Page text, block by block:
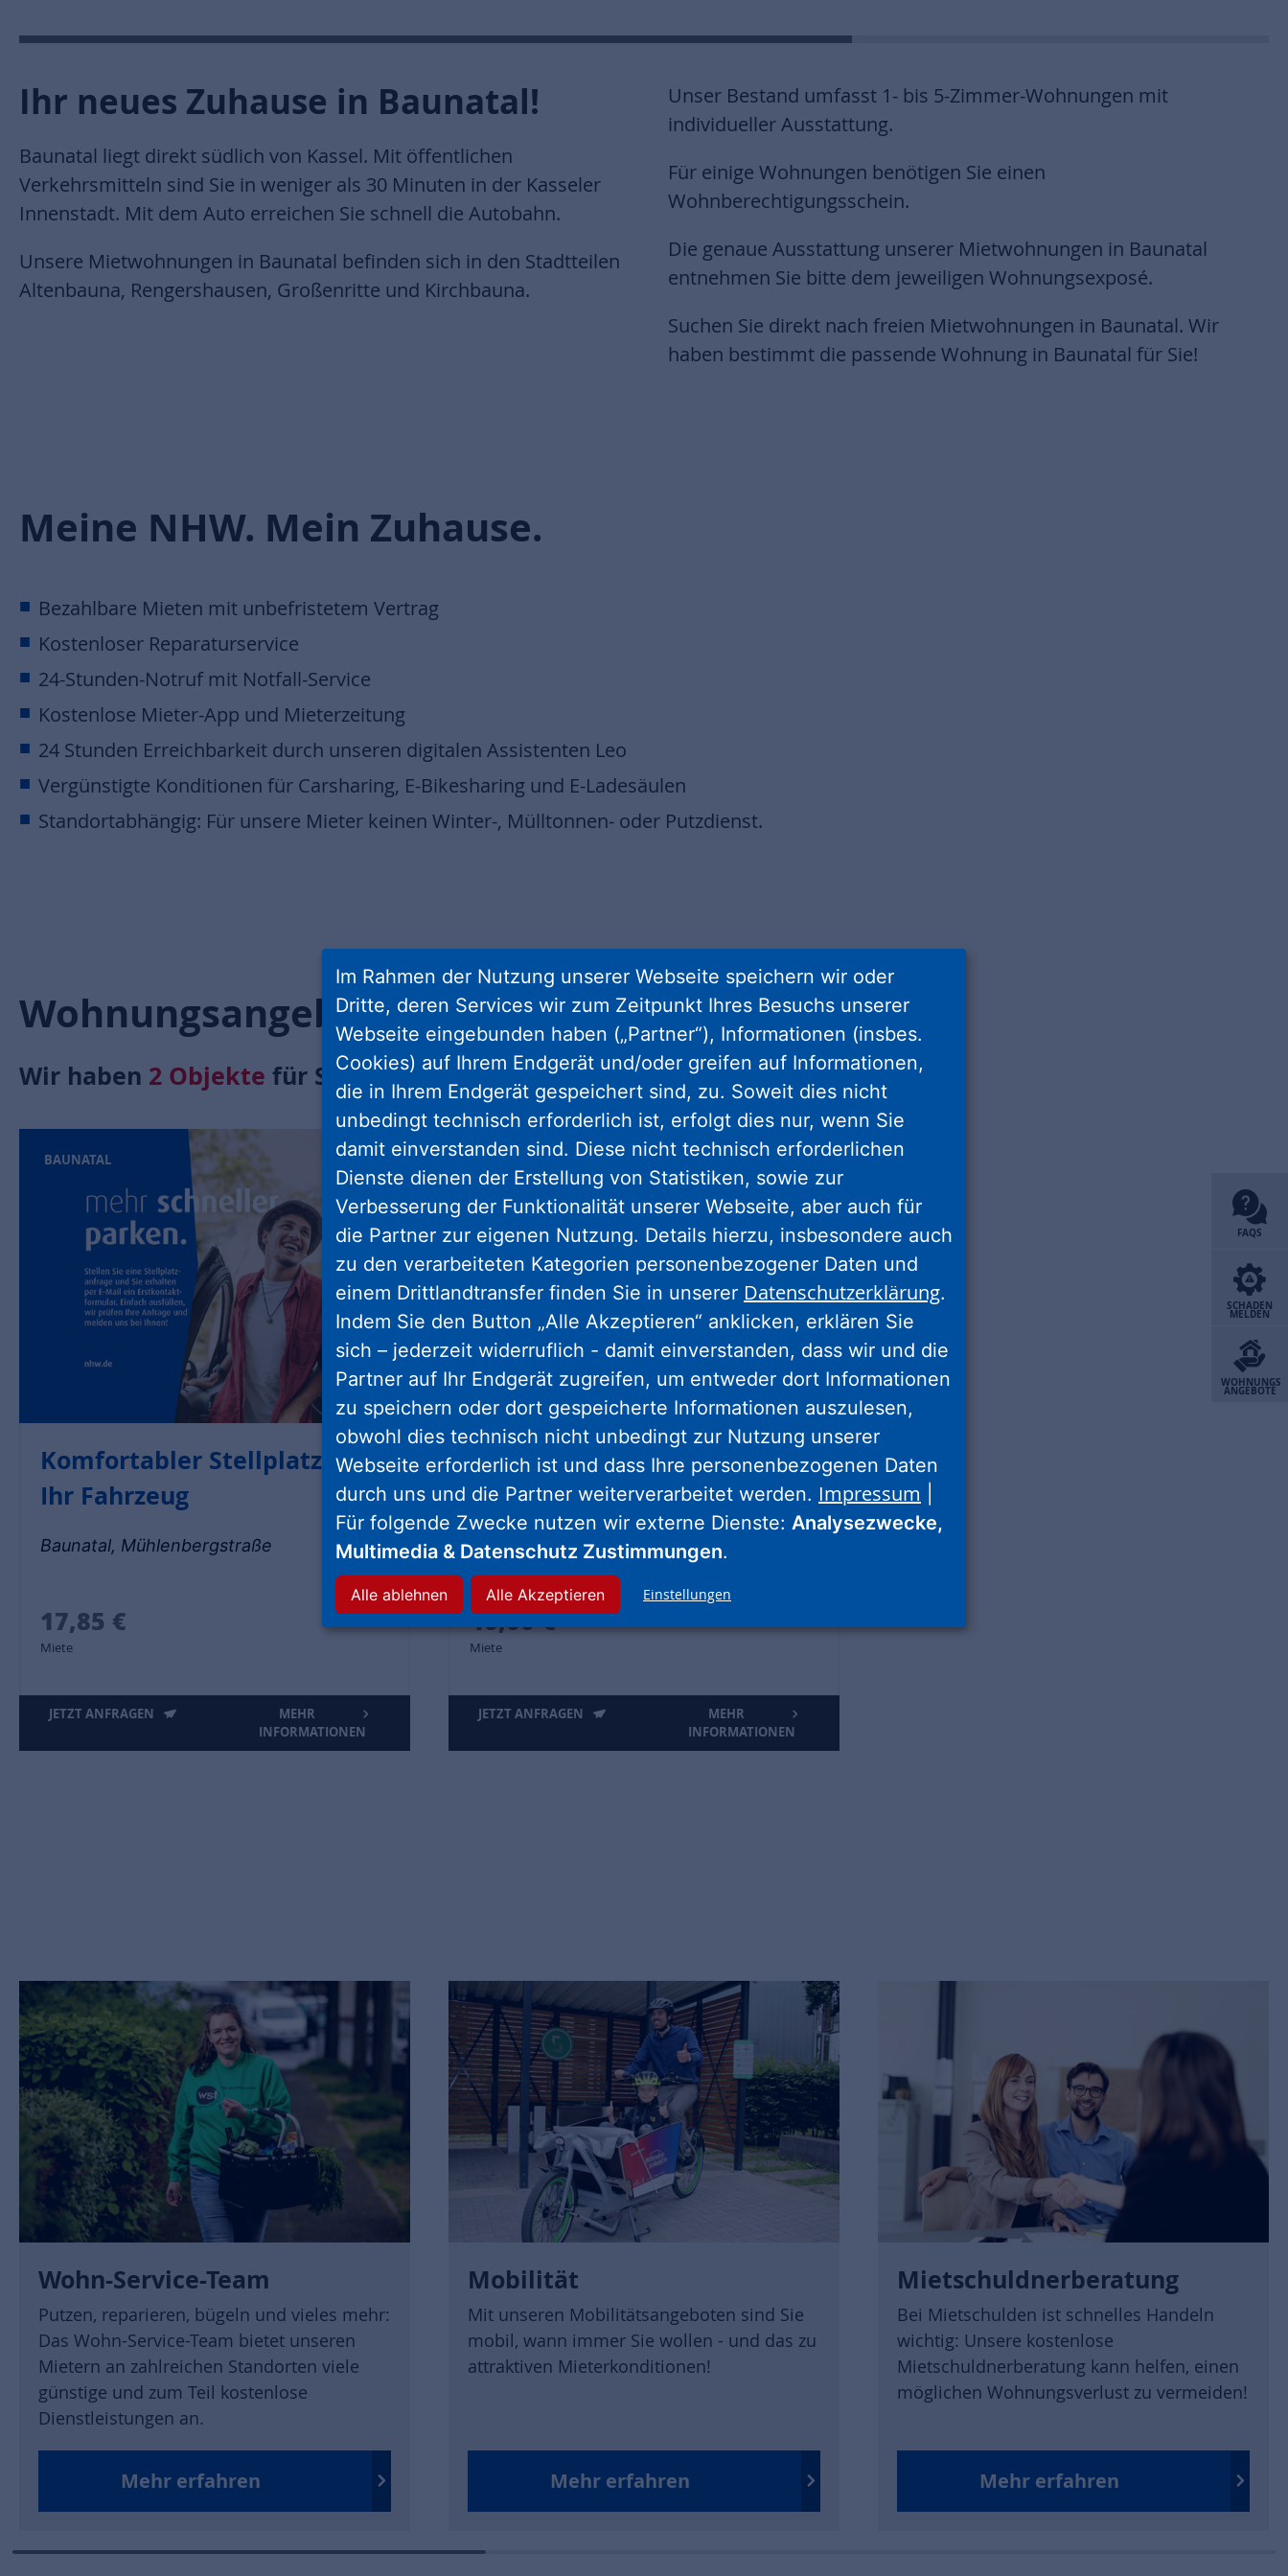
FAQS
SCHADEN
MELDEN
WOHNUNGS
ANGEBOTE
Ihr neues Zuhause in Baunatal!
Baunatal liegt direkt südlich von Kassel. Mit öffentlichen
Verkehrsmitteln sind Sie in weniger als 30 Minuten in der Kasseler
Innenstadt. Mit dem Auto erreichen Sie schnell die Autobahn.
Unsere Mietwohnungen in Baunatal befinden sich in den Stadtteilen
Altenbauna, Rengershausen, Großenritte und Kirchbauna.
Unser Bestand umfasst 1- bis 5-Zimmer-Wohnungen mit
individueller Ausstattung.
Für einige Wohnungen benötigen Sie einen
Wohnberechtigungsschein.
Die genaue Ausstattung unserer Mietwohnungen in Baunatal
entnehmen Sie bitte dem jeweiligen Wohnungsexposé.
Suchen Sie direkt nach freien Mietwohnungen in Baunatal. Wir
haben bestimmt die passende Wohnung in Baunatal für Sie!
Meine NHW. Mein Zuhause.
Bezahlbare Mieten mit unbefristetem Vertrag
Kostenloser Reparaturservice
24-Stunden-Notruf mit Notfall-Service
Kostenlose Mieter-App und Mieterzeitung
24 Stunden Erreichbarkeit durch unseren digitalen Assistenten Leo
Vergünstigte Konditionen für Carsharing, E-Bikesharing und E-Ladesäulen
Standortabhängig: Für unsere Mieter keinen Winter-, Mülltonnen- oder Putzdienst.
Wohnungsangebote
Wir haben 2 Objekte für Sie gefunden:
BAUNATAL
Komfortabler Stellplatz für
Ihr Fahrzeug
Baunatal, Mühlenbergstraße
17,85 €
Miete
JETZT ANFRAGEN
MEHR
INFORMATIONEN
BAUNATAL
Nur für unsere Mieter -
Parken und gleichzeitig
laden!
Baunatal, Am Fuchsberg 2, 4
40,00 €
Miete
JETZT ANFRAGEN
MEHR
INFORMATIONEN
Wohn-Service-Team
Putzen, reparieren, bügeln und vieles mehr:
Das Wohn-Service-Team bietet unseren
Mietern an zahlreichen Standorten viele
günstige und zum Teil kostenlose
Dienstleistungen an.
Mehr erfahren
Mobilität
Mit unseren Mobilitätsangeboten sind Sie
mobil, wann immer Sie wollen - und das zu
attraktiven Mieterkonditionen!
Mehr erfahren
Mietschuldnerberatung
Bei Mietschulden ist schnelles Handeln
wichtig: Unsere kostenlose
Mietschuldnerberatung kann helfen, einen
möglichen Wohnungsverlust zu vermeiden!
Mehr erfahren
Im Rahmen der Nutzung unserer Webseite speichern wir oder
Dritte, deren Services wir zum Zeitpunkt Ihres Besuchs unserer
Webseite eingebunden haben („Partner“), Informationen (insbes.
Cookies) auf Ihrem Endgerät und/oder greifen auf Informationen,
die in Ihrem Endgerät gespeichert sind, zu. Soweit dies nicht
unbedingt technisch erforderlich ist, erfolgt dies nur, wenn Sie
damit einverstanden sind. Diese nicht technisch erforderlichen
Dienste dienen der Erstellung von Statistiken, sowie zur
Verbesserung der Funktionalität unserer Webseite, aber auch für
die Partner zur eigenen Nutzung. Details hierzu, insbesondere auch
zu den verarbeiteten Kategorien personenbezogener Daten und
einem Drittlandtransfer finden Sie in unserer Datenschutzerklärung.
Indem Sie den Button „Alle Akzeptieren“ anklicken, erklären Sie
sich – jederzeit widerruflich - damit einverstanden, dass wir und die
Partner auf Ihr Endgerät zugreifen, um entweder dort Informationen
zu speichern oder dort gespeicherte Informationen auszulesen,
obwohl dies technisch nicht unbedingt zur Nutzung unserer
Webseite erforderlich ist und dass Ihre personenbezogenen Daten
durch uns und die Partner weiterverarbeitet werden. Impressum
Für folgende Zwecke nutzen wir externe Dienste: Analysezwecke,
Multimedia & Datenschutz Zustimmungen.
Einstellungen
Alle ablehnen Alle Akzeptieren